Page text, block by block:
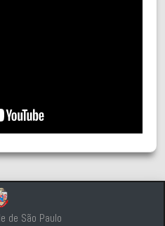
de São Paulo